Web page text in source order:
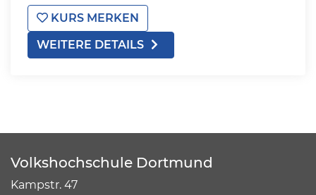
KURS MERKEN
WEITERE DETAILS
Volkshochschule Dortmund
Kampstr. 47